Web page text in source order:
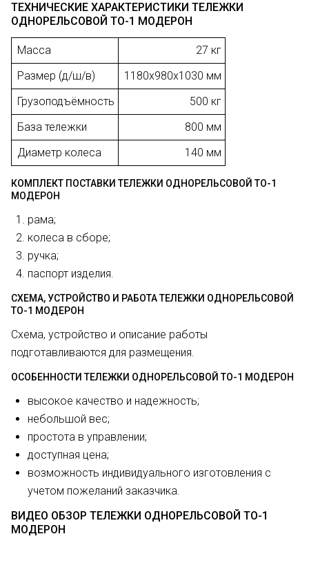
ТЕХНИЧЕСКИЕ ХАРАКТЕРИСТИКИ ТЕЛЕЖКИ
ОДНОРЕЛЬСОВОЙ ТО-1 МОДЕРОН
Масса
27 кг
Размер (д/ш/в)
1180х980х1030 мм
Грузоподъёмность
500 кг
База тележки
800 мм
Диаметр колеса
140 мм
КОМПЛЕКТ ПОСТАВКИ ТЕЛЕЖКИ ОДНОРЕЛЬСОВОЙ ТО-1
МОДЕРОН
рама;
колеса в сборе;
ручка;
паспорт изделия.
СХЕМА, УСТРОЙСТВО И РАБОТА ТЕЛЕЖКИ ОДНОРЕЛЬСОВОЙ
ТО-1 МОДЕРОН
Схема, устройство и описание работы
подготавливаются для размещения.
ОСОБЕННОСТИ ТЕЛЕЖКИ ОДНОРЕЛЬСОВОЙ ТО-1 МОДЕРОН
высокое качество и надежность;
небольшой вес;
простота в управлении;
доступная цена;
возможность индивидуального изготовления с
учетом пожеланий заказчика.
ВИДЕО ОБЗОР ТЕЛЕЖКИ ОДНОРЕЛЬСОВОЙ ТО-1
МОДЕРОН